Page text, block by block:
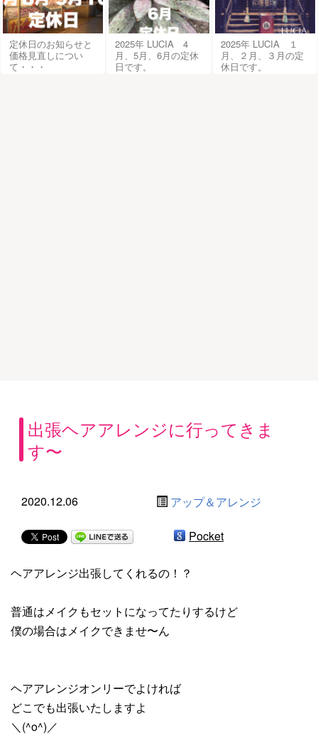
定休日のお知らせと
価格見直しについ
て・・・
2025年 LUCIA 4
月、5月、6月の定休
日です。
2025年 LUCIA １
月、２月、３月の定
休日です。
出張ヘアアレンジに行ってきま
す〜
2020.12.06 アップ＆アレンジ
Pocket
ヘアアレンジ出張してくれるの！？
普通はメイクもセットになってたりするけど
僕の場合はメイクできませ〜ん
ヘアアレンジオンリーでよければ
どこでも出張いたしますよ
＼(^o^)／